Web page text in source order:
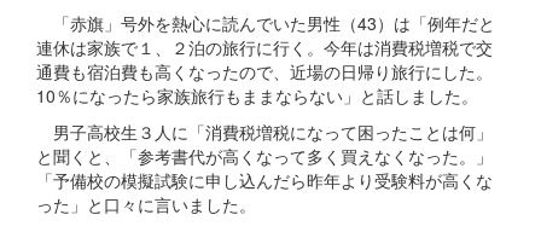
「赤旗」号外を熱心に読んでいた男性（43）は「例年だと
連休は家族で１、２泊の旅行に行く。今年は消費税増税で交
通費も宿泊費も高くなったので、近場の日帰り旅行にした。
10％になったら家族旅行もままならない」と話しました。
男子高校生３人に「消費税増税になって困ったことは何」
と聞くと、「参考書代が高くなって多く買えなくなった。」
「予備校の模擬試験に申し込んだら昨年より受験料が高くな
った」と口々に言いました。